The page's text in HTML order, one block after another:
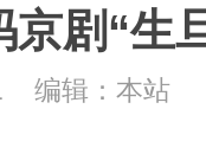
京剧“生
编辑： 本站